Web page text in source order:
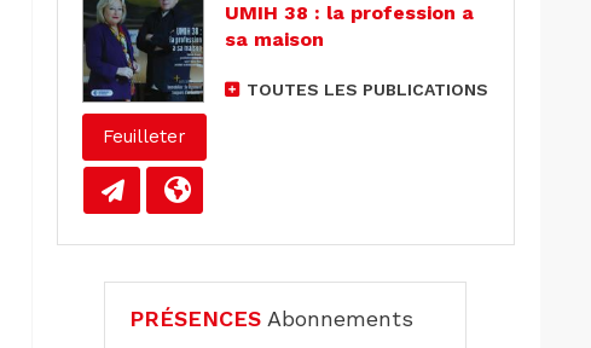
Feuilleter
UMIH 38 : la profession a
sa maison
TOUTES LES PUBLICATIONS
PRÉSENCES Abonnements